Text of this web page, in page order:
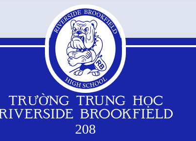
TRƯỜNG TRUNG HỌC
BROOKFIELD
208